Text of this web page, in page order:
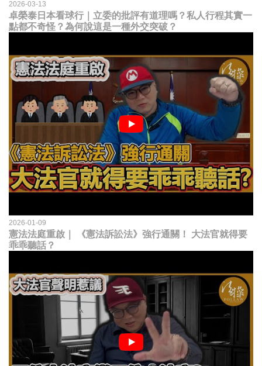
2026-03-13
卓榮泰日本看球行｜立委的批評有道理嗎？私人行程其實一
點都不奇怪？為何說這是一種外交突破？
2026-01-09
憲法法庭重啟｜ 《憲法訴訟法》強行通關！ 大法官就得要
乖乖聽話？